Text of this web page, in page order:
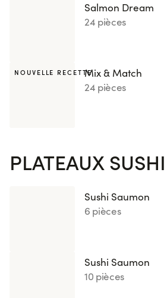
Salmon Dream
24 pièces
NOUVELLE RECETTEMix & Match
24 pièces
PLATEAUX SUSHI
Sushi Saumon
6 pièces
Sushi Saumon
10 pièces